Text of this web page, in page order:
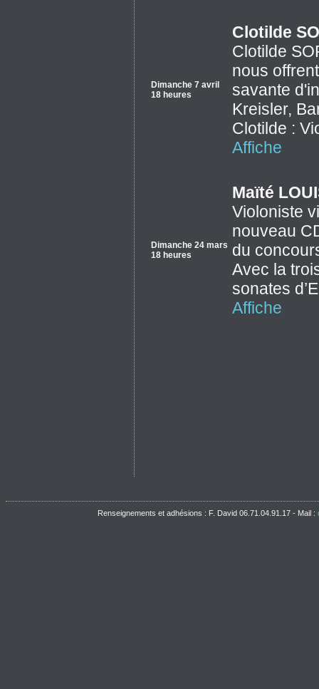
Dimanche 7 avril
18 heures
Clotilde
Clotilde
nous
savante
Kreisler,
Clotilde :
Affiche
Dimanche 24 mars
18 heures
Maïté
Violoniste
nouveau
du
Avec la
sonates
Affiche
Renseignements et adhésions : F. David 06.71.04.91.17 - Mail :